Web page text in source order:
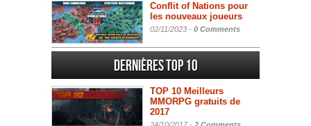
Conflit of Nations pour
les nouveaux joueurs
02/11/2023 - 0 Comments
Dernières Top 10
TOP 10 Meilleurs
MMORPG gratuits de
2017